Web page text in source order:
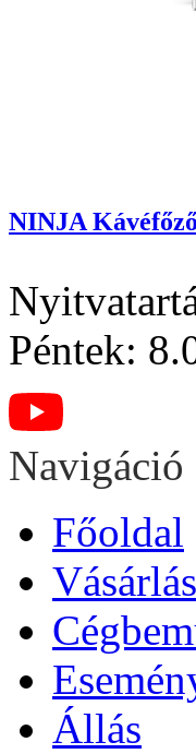
NINJA
Péntek:
Navigáció
Főoldal
Állás